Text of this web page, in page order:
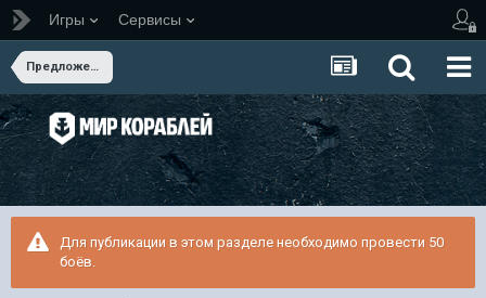
Игры Сервисы
Предложения по игре
Для публикации в этом разделе необходимо провести 50
боёв.